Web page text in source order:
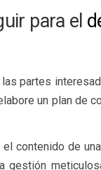
para el
partes
un plan de
contenido de
gestión